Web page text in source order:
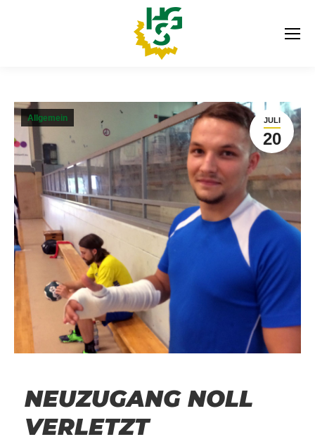
JULI
20
Allgemein
NEUZUGANG NOLL
VERLETZT